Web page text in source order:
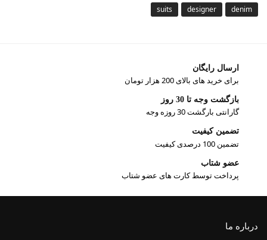
denim
designer
suits
ارسال رایگان
برای خرید های بالای 200 هزار تومان
بازگشت وجه تا 30 روز
گارانتی بارگشت 30 روزه وجه
تضمین کیفیت
تضمین 100 درصدی کیفیت
عضو شتاب
پرداخت توسط کارت های عضو شتاب
درباره ما